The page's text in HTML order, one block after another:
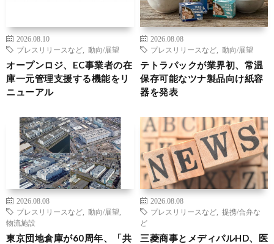
2026.08.10
プレスリリースなど
動向/展望
オープンロジ、EC事業者の在
庫一元管理支援する機能をリ
ニューアル
2026.08.08
プレスリリースなど
動向/展望
テトラパックが業界初、常温
保存可能なツナ製品向け紙容
器を発表
2026.08.08
プレスリリースなど
動向/展望
物流施設
東京団地倉庫が60周年、「共
2026.08.08
プレスリリースなど
提携/合弁な
ど
三菱商事とメディパルHD、医